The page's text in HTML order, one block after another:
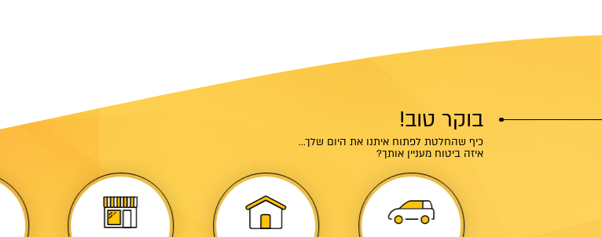
בוקר טוב!
כיף שהחלטת לפתוח איתנו את היום שלך...
איזה ביטוח מעניין אותך?